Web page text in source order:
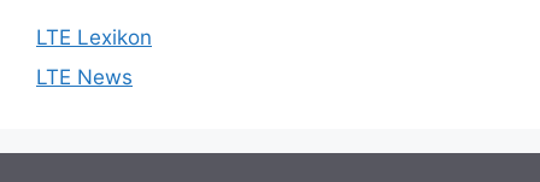
LTE Lexikon
LTE News